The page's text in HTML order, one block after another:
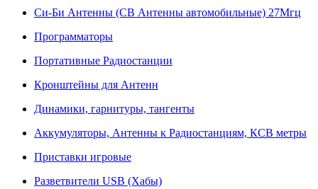
Си-Би Антенны (СВ Антенны автомобильные) 27Мгц
Программаторы
Портативные Радиостанции
Кронштейны для Антенн
Динамики, гарнитуры, тангенты
Аккумуляторы, Антенны к Радиостанциям, КСВ метры
Приставки игровые
Разветвители USB (Хабы)